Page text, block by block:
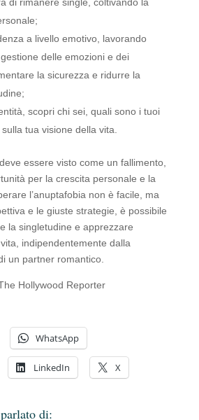
a livello emotivo, lavorando
delle emozioni e dei
la sicurezza e ridurre la
scopri chi sei, quali sono i tuoi
tua visione della vita.
essere visto come un fallimento,
per la crescita personale e la
l’anuptafobia non è facile, ma
e le giuste strategie, è possibile
la singletudine e apprezzare
indipendentemente dalla
un partner romantico.
Hollywood Reporter
WhatsApp
LinkedIn X
di: